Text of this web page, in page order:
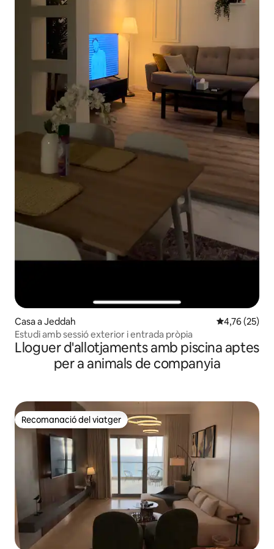
Casa a Jeddah 4,76 de
4,76 (25)
Estudi amb sessió exterior i entrada pròpia
Lloguer d'allotjaments amb piscina aptes
per a animals de companyia
Recomanació del viatger
Recomanació del viatger